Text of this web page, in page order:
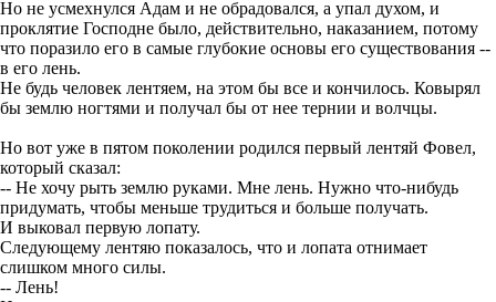
Но не усмехнулся Адам и не обрадовался, а упал духом, и
проклятие Господне было, действительно, наказанием, потому
что поразило его в самые глубокие основы его существования --
в его лень.
Не будь человек лентяем, на этом бы все и кончилось. Ковырял
бы землю ногтями и получал бы от нее тернии и волчцы.
Но вот уже в пятом поколении родился первый лентяй Фовел,
который сказал:
-- Не хочу рыть землю руками. Мне лень. Нужно что-нибудь
придумать, чтобы меньше трудиться и больше получать.
И выковал первую лопату.
Следующему лентяю показалось, что и лопата отнимает
слишком много силы.
-- Лень!